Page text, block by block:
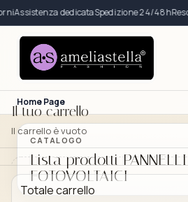
Assistenza dedicataSpedizione 24/48h
Il tuo carrello
Il carrello è vuoto
Il carrello è vuoto. Esplora il
Totale carrello
Home Page
CATALOGO
Lista prodotti PANNELLI
FOTOVOLTAICI